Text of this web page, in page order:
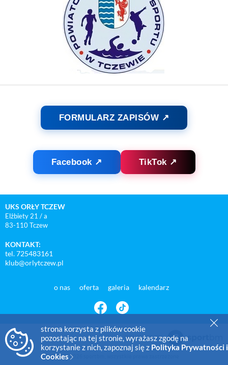
FORMULARZ ZAPISÓW ↗
Facebook ↗ TikTok ↗
UKS ORŁY TCZEW
Elżbiety 21 / a
83-110 Tczew
KONTAKT:
tel. 725483161
klub@orlytczew.pl
o nas oferta galeria kalendarz
© 2015-2026 sportbm, wszystkie prawa zastrzeżone
strona korzysta z plików cookie
pozostając na tej stronie, wyrażasz zgodę na
korzystanie z nich, zapoznaj się z Polityka Prywatności i
Cookies